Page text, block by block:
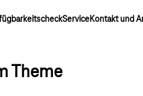
ServiceKontakt und
Theme